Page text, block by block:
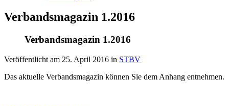
Verbandsmagazin 1.2016
Verbandsmagazin 1.2016
Veröffentlicht am 25. April 2016 in STBV
Das aktuelle Verbandsmagazin können Sie dem Anhang entnehmen.